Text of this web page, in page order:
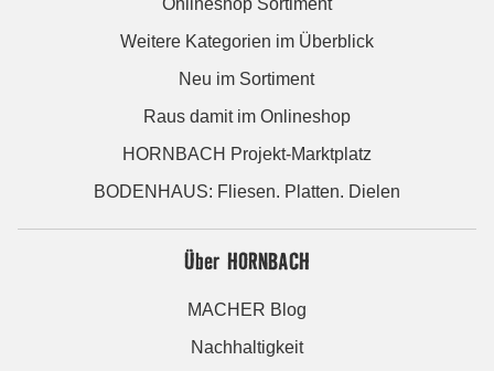
Onlineshop Sortiment
Weitere Kategorien im Überblick
Neu im Sortiment
Raus damit im Onlineshop
HORNBACH Projekt-Marktplatz
BODENHAUS: Fliesen. Platten. Dielen
Über HORNBACH
MACHER Blog
Nachhaltigkeit